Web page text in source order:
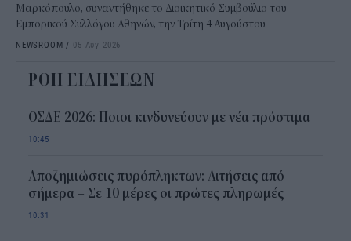
Μαρκόπουλο, συναντήθηκε το Διοικητικό Συμβούλιο του
Εμπορικού Συλλόγου Αθηνών, την Τρίτη 4 Αυγούστου.
NEWSROOM / 05 Αυγ 2026
ΡΟΗ ΕΙΔΗΣΕΩΝ
ΟΣΔΕ 2026: Ποιοι κινδυνεύουν με νέα πρόστιμα
10:45
Αποζημιώσεις πυρόπληκτων: Αιτήσεις από
σήμερα – Σε 10 μέρες οι πρώτες πληρωμές
10:31